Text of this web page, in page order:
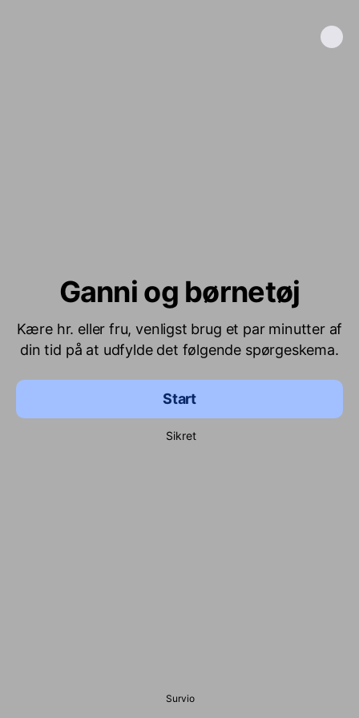
Ganni og børnetøj
Kære hr. eller fru, venligst brug et par minutter af
din tid på at udfylde det følgende spørgeskema.
Start
Sikret
Survio